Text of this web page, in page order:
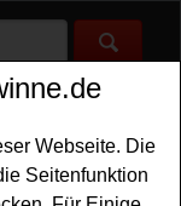
>
Webseite. Die
Seitenfunktion